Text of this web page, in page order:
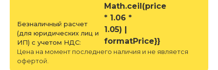
Безналичный расчет
(для юридических лиц и
ИП) с учетом НДС:
Math.ceil(price
* 1.06 *
1.05) |
formatPrice}}
Цена на момент последнего наличия и не является
офертой.